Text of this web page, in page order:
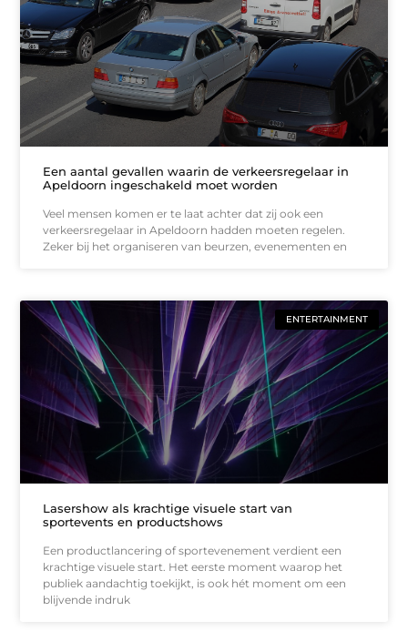
Een aantal gevallen waarin de verkeersregelaar in
Apeldoorn ingeschakeld moet worden
Veel mensen komen er te laat achter dat zij ook een
verkeersregelaar in Apeldoorn hadden moeten regelen.
Zeker bij het organiseren van beurzen, evenementen en
ENTERTAINMENT
Lasershow als krachtige visuele start van
sportevents en productshows
Een productlancering of sportevenement verdient een
krachtige visuele start. Het eerste moment waarop het
publiek aandachtig toekijkt, is ook hét moment om een
blijvende indruk